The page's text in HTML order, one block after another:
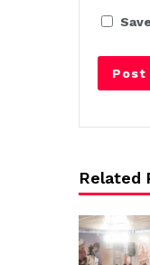
Related